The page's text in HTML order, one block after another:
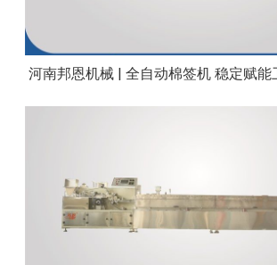
河南邦恩机械 | 全自动棉签机 稳定赋能